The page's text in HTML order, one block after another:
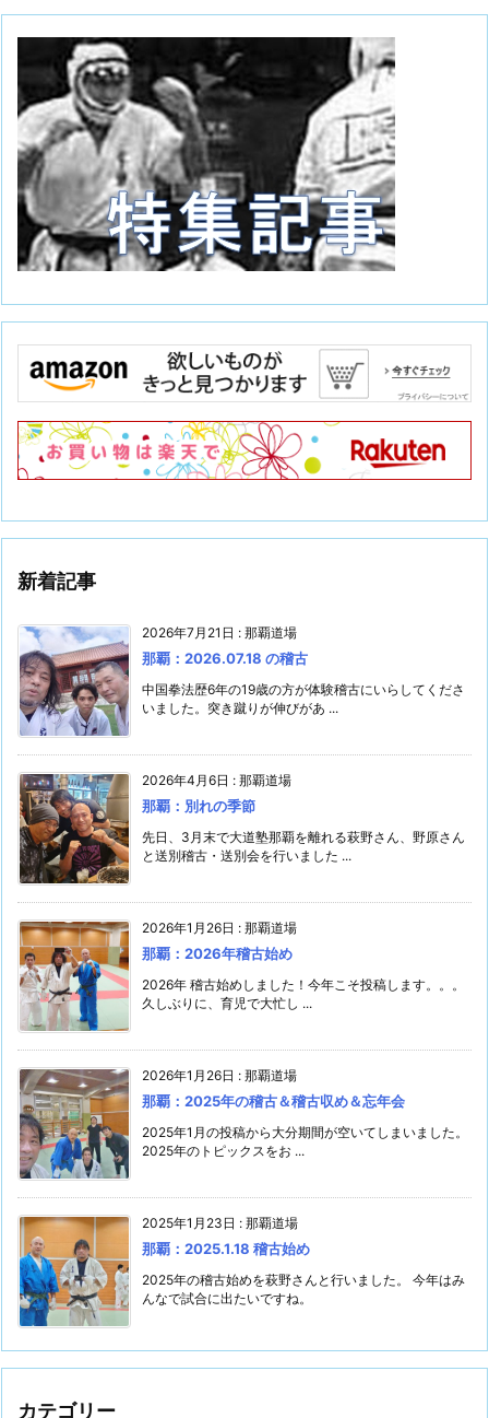
新着記事
2026年7月21日 : 那覇道場
那覇：2026.07.18 の稽古
中国拳法歴6年の19歳の方が体験稽古にいらしてくださ
いました。突き蹴りが伸びがあ ...
2026年4月6日 : 那覇道場
那覇：別れの季節
先日、3月末で大道塾那覇を離れる萩野さん、野原さん
と送別稽古・送別会を行いました ...
2026年1月26日 : 那覇道場
那覇：2026年稽古始め
2026年 稽古始めしました！今年こそ投稿します。。。
久しぶりに、育児で大忙し ...
2026年1月26日 : 那覇道場
那覇：2025年の稽古＆稽古収め＆忘年会
2025年1月の投稿から大分期間が空いてしまいました。
2025年のトピックスをお ...
2025年1月23日 : 那覇道場
那覇：2025.1.18 稽古始め
2025年の稽古始めを萩野さんと行いました。 今年はみ
んなで試合に出たいですね。
カテゴリー